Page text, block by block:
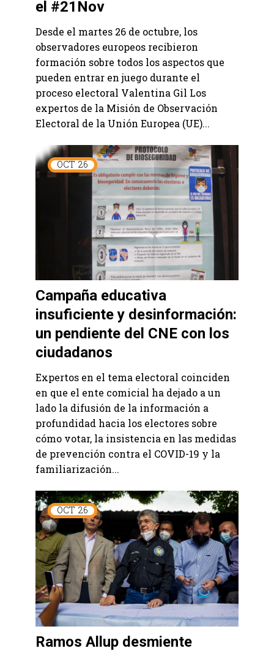
el #21Nov
Desde el martes 26 de octubre, los
observadores europeos recibieron
formación sobre todos los aspectos que
pueden entrar en juego durante el
proceso electoral Valentina Gil Los
expertos de la Misión de Observación
Electoral de la Unión Europea (UE)...
OCT 26
Campaña educativa
insuficiente y desinformación:
un pendiente del CNE con los
ciudadanos
Expertos en el tema electoral coinciden
en que el ente comicial ha dejado a un
lado la difusión de la información a
profundidad hacia los electores sobre
cómo votar, la insistencia en las medidas
de prevención contra el COVID-19 y la
familiarización...
OCT 26
Ramos Allup desmiente